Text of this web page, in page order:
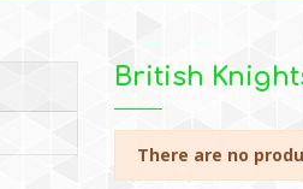
British
There are no